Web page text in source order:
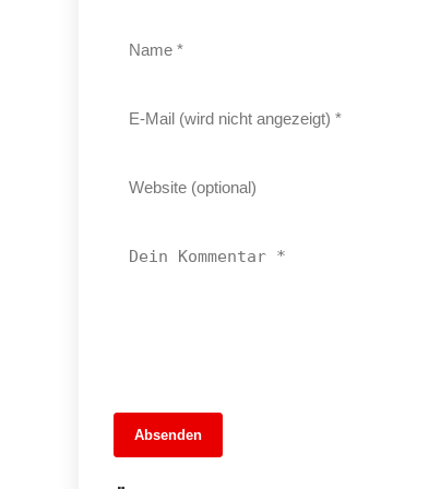
Absenden
MuseumsMeileMitte: Berlins neues